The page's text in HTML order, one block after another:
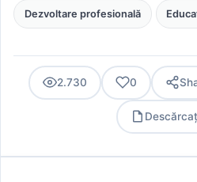
Dezvoltare profesională
2.730 0